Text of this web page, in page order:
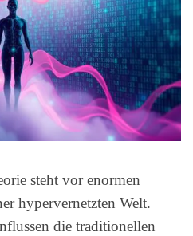
steht vor enormen
hypervernetzten Welt.
die traditionellen